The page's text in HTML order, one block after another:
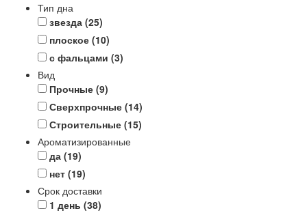
Тип дна
звезда (25)
плоское (10)
с фальцами (3)
Вид
Прочные (9)
Сверхпрочные (14)
Строительные (15)
Ароматизированные
да (19)
нет (19)
Срок доставки
1 день (38)